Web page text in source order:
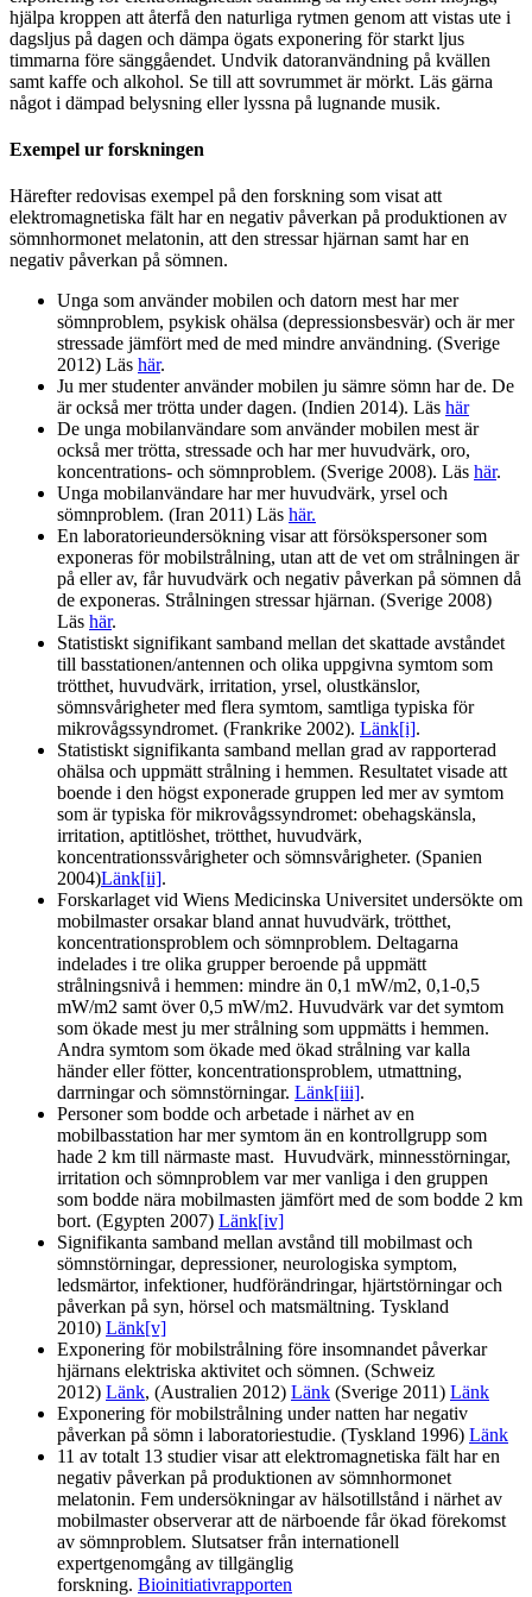
hjälpa kroppen att återfå den naturliga rytmen genom att vistas ute i
dagsljus på dagen och dämpa ögats exponering för starkt ljus
timmarna före sänggåendet. Undvik datoranvändning på kvällen
samt kaffe och alkohol. Se till att sovrummet är mörkt. Läs gärna
något i dämpad belysning eller lyssna på lugnande musik.
Exempel ur forskningen
Härefter redovisas exempel på den forskning som visat att
elektromagnetiska fält har en negativ påverkan på produktionen av
sömnhormonet melatonin, att den stressar hjärnan samt har en
negativ påverkan på sömnen.
Unga som använder mobilen och datorn mest har mer
sömnproblem, psykisk ohälsa (depressionsbesvär) och är mer
stressade jämfört med de med mindre användning. (Sverige
2012) Läs här.
Ju mer studenter använder mobilen ju sämre sömn har de. De
är också mer trötta under dagen. (Indien 2014). Läs här
De unga mobilanvändare som använder mobilen mest är
också mer trötta, stressade och har mer huvudvärk, oro,
koncentrations- och sömnproblem. (Sverige 2008). Läs här.
Unga mobilanvändare har mer huvudvärk, yrsel och
sömnproblem. (Iran 2011) Läs här.
En laboratorieundersökning visar att försökspersoner som
exponeras för mobilstrålning, utan att de vet om strålningen är
på eller av, får huvudvärk och negativ påverkan på sömnen då
de exponeras. Strålningen stressar hjärnan. (Sverige 2008)
Läs här.
Statistiskt signifikant samband mellan det skattade avståndet
till basstationen/antennen och olika uppgivna symtom som
trötthet, huvudvärk, irritation, yrsel, olustkänslor,
sömnsvårigheter med flera symtom, samtliga typiska för
mikrovågssyndromet. (Frankrike 2002). Länk[i].
Statistiskt signifikanta samband mellan grad av rapporterad
ohälsa och uppmätt strålning i hemmen. Resultatet visade att
boende i den högst exponerade gruppen led mer av symtom
som är typiska för mikrovågssyndromet: obehagskänsla,
irritation, aptitlöshet, trötthet, huvudvärk,
koncentrationssvårigheter och sömnsvårigheter. (Spanien
2004)Länk[ii].
Forskarlaget vid Wiens Medicinska Universitet undersökte om
mobilmaster orsakar bland annat huvudvärk, trötthet,
koncentrationsproblem och sömnproblem. Deltagarna
indelades i tre olika grupper beroende på uppmätt
strålningsnivå i hemmen: mindre än 0,1 mW/m2, 0,1-0,5
mW/m2 samt över 0,5 mW/m2. Huvudvärk var det symtom
som ökade mest ju mer strålning som uppmätts i hemmen.
Andra symtom som ökade med ökad strålning var kalla
händer eller fötter, koncentrationsproblem, utmattning,
darrningar och sömnstörningar. Länk[iii].
Personer som bodde och arbetade i närhet av en
mobilbasstation har mer symtom än en kontrollgrupp som
hade 2 km till närmaste mast. Huvudvärk, minnesstörningar,
irritation och sömnproblem var mer vanliga i den gruppen
som bodde nära mobilmasten jämfört med de som bodde 2 km
bort. (Egypten 2007) Länk[iv]
Signifikanta samband mellan avstånd till mobilmast och
sömnstörningar, depressioner, neurologiska symptom,
ledsmärtor, infektioner, hudförändringar, hjärtstörningar och
påverkan på syn, hörsel och matsmältning. Tyskland
2010) Länk[v]
Exponering för mobilstrålning före insomnandet påverkar
hjärnans elektriska aktivitet och sömnen. (Schweiz
2012) Länk, (Australien 2012) Länk (Sverige 2011) Länk
Exponering för mobilstrålning under natten har negativ
påverkan på sömn i laboratoriestudie. (Tyskland 1996) Länk
11 av totalt 13 studier visar att elektromagnetiska fält har en
negativ påverkan på produktionen av sömnhormonet
melatonin. Fem undersökningar av hälsotillstånd i närhet av
mobilmaster observerar att de närboende får ökad förekomst
av sömnproblem. Slutsatser från internationell
expertgenomgång av tillgänglig
forskning. Bioinitiativrapporten